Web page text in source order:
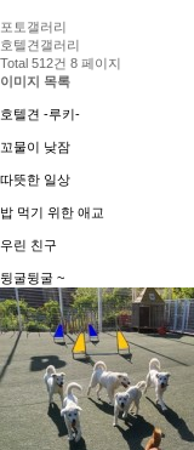
포토갤러리
호텔견갤러리
Total 512건 8 페이지
이미지 목록
호텔견 -루키-
꼬물이 낮잠
따뜻한 일상
밥 먹기 위한 애교
우린 친구
뒹굴뒹굴 ~